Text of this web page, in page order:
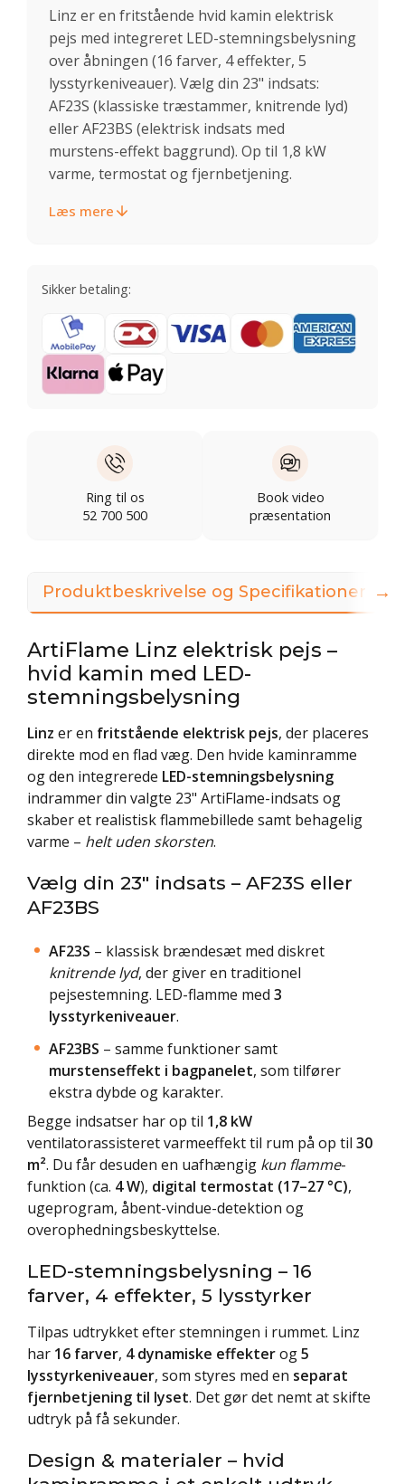
Linz er en fritstående hvid kamin elektrisk
pejs med integreret LED-stemningsbelysning
over åbningen (16 farver, 4 effekter, 5
lysstyrkeniveauer). Vælg din 23" indsats:
AF23S (klassiske træstammer, knitrende lyd)
eller AF23BS (elektrisk indsats med
murstens-effekt baggrund). Op til 1,8 kW
varme, termostat og fjernbetjening.
Læs mere
Sikker betaling:
Ring til os
52 700 500
Book video
præsentation
Produktbeskrivelse og Specifikationer
ArtiFlame Linz elektrisk pejs –
hvid kamin med LED-
stemningsbelysning
Linz er en fritstående elektrisk pejs, der placeres
direkte mod en flad væg. Den hvide kaminramme
og den integrerede LED-stemningsbelysning
indrammer din valgte 23" ArtiFlame-indsats og
skaber et realistisk flammebillede samt behagelig
varme – helt uden skorsten.
Vælg din 23" indsats – AF23S eller
AF23BS
AF23S – klassisk brændesæt med diskret
knitrende lyd, der giver en traditionel
pejsestemning. LED-flamme med 3
lysstyrkeniveauer.
AF23BS – samme funktioner samt
murstenseffekt i bagpanelet, som tilfører
ekstra dybde og karakter.
Begge indsatser har op til 1,8 kW
ventilatorassisteret varmeeffekt til rum på op til 30
m². Du får desuden en uafhængig kun flamme-
funktion (ca. 4 W), digital termostat (17–27 °C),
ugeprogram, åbent-vindue-detektion og
overophedningsbeskyttelse.
LED-stemningsbelysning – 16
farver, 4 effekter, 5 lysstyrker
Tilpas udtrykket efter stemningen i rummet. Linz
har 16 farver, 4 dynamiske effekterog5
lysstyrkeniveauer, som styres med en separat
fjernbetjening til lyset. Det gør det nemt at skifte
udtryk på få sekunder.
Design & materialer – hvid
→